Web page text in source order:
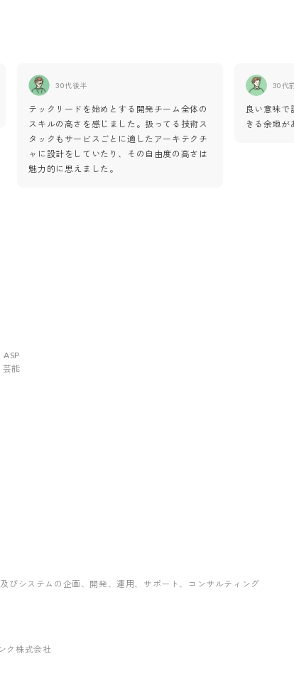
30代後半
テックリードを始めとする開発チーム全体の
スキルの高さを感じました。扱ってる技術ス
タックもサービスごとに適したアーキテクチ
ャに設計をしていたり、その自由度の高さは
魅力的に思えました。
30代
良い意味で
きる余地が
能
びシステムの企画、開発、運用、サポート、コンサルティング
ク株式会社